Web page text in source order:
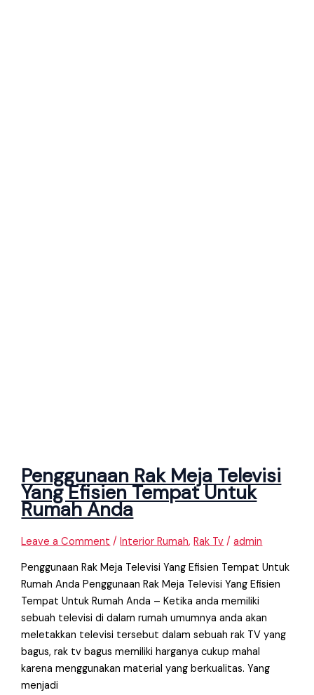
Penggunaan Rak Meja Televisi
Yang Efisien Tempat Untuk
Rumah Anda
Leave a Comment /Interior Rumah,Rak Tv /admin
Penggunaan Rak Meja Televisi Yang Efisien Tempat Untuk
Rumah Anda Penggunaan Rak Meja Televisi Yang Efisien
Tempat Untuk Rumah Anda – Ketika anda memiliki
sebuah televisi di dalam rumah umumnya anda akan
meletakkan televisi tersebut dalam sebuah rak TV yang
bagus, rak tv bagus memiliki harganya cukup mahal
karena menggunakan material yang berkualitas. Yang
menjadi